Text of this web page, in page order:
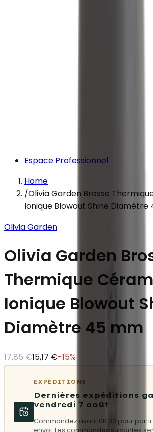
Espace Professionnel
Home
/Olivia Garden Brosse
Ionique Blowout Shine Diamètre
Olivia Garden
Olivia Garden
Thermique
Ionique Blowout
Diamètre 45 mm
17,85 €15,17 €-15%
EXPÉDITIONS
Dernières expéditions
vendredi 7 août
Commandez avant 08:30 pour